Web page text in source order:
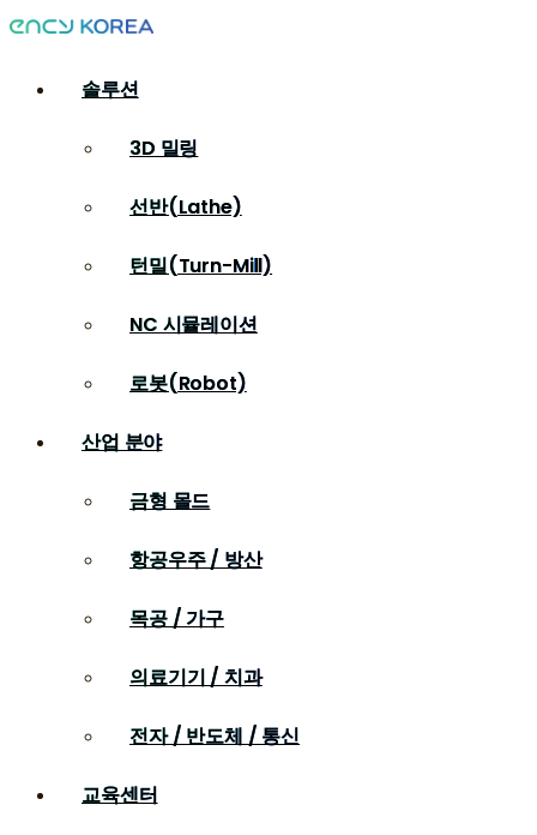
솔루션
3D 밀링
선반(Lathe)
턴밀(Turn-Mill)
NC 시뮬레이션
로봇(Robot)
산업 분야
금형 몰드
항공우주 / 방산
목공 / 가구
의료기기 / 치과
전자 / 반도체 / 통신
교육센터